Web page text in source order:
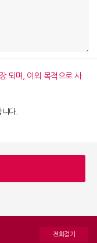
되며, 이외 목적으로 사
다.
전화걸기